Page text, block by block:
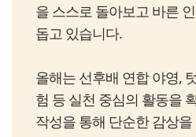
을 스스로 돌아보고 바른
돕고 있습니다.
올해는 선후배 연합 야영,
험 등 실천 중심의 활동을
작성을 통해 단순한 감상